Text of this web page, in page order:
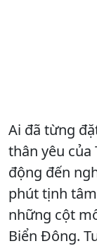
Ai đã từng
thân yêu của
động đến
phút tịnh
những cột
Biển Đông.